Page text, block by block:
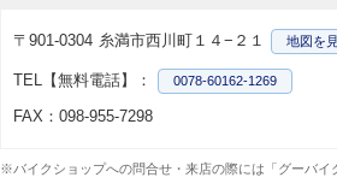
〒901-0304 糸満市西川町１４−２１ 地図を
TEL【無料電話】： 0078-60162-1269
FAX：098-955-7298
※バイクショップへの問合せ・来店の際には「グーバイ